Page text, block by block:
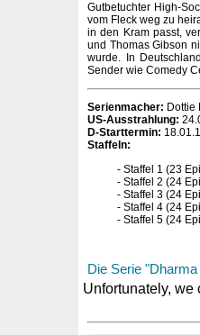
Gutbetuchter High-
vom Fleck weg zu
in den Kram passt,
und Thomas Gibson
wurde. In
Sender wie Comedy
Serienmacher: Dottie
US-Ausstrahlung:
D-Starttermin:
Staffeln:
Staffel 1 (23
Staffel 2 (24
Staffel 3 (24
Staffel 4 (24
Staffel 5 (24
Die Serie